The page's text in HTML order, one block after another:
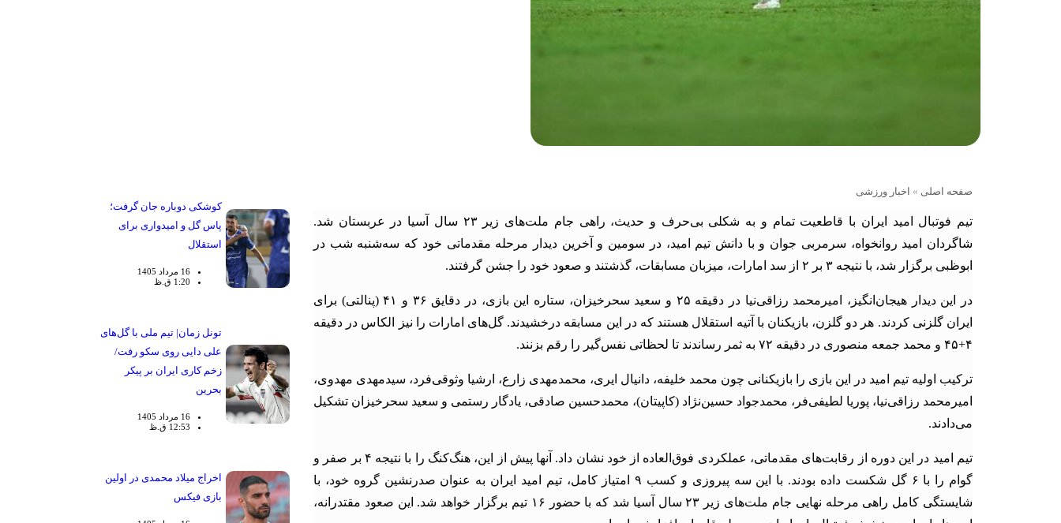
صفحه اصلی » اخبار ورزشی
تیم فوتبال امید ایران با قاطعیت تمام و به شکلی بی‌حرف و حدیث، راهی جام ملت‌های زیر ۲۳ سال آسیا در عربستان شد.
شاگردان امید روانخواه، سرمربی جوان و با دانش تیم امید، در سومین و آخرین دیدار مرحله مقدماتی خود که سه‌شنبه شب در
ابوظبی برگزار شد، با نتیجه ۳ بر ۲ از سد امارات، میزبان مسابقات، گذشتند و صعود خود را جشن گرفتند.
در این دیدار هیجان‌انگیز، امیرمحمد رزاقی‌نیا در دقیقه ۲۵ و سعید سحرخیزان، ستاره این بازی، در دقایق ۳۶ و ۴۱ (پنالتی) برای
ایران گلزنی کردند. هر دو گلزن، بازیکنان با آتیه استقلال هستند که در این مسابقه درخشیدند. گل‌های امارات را نیز الکاس در دقیقه
۴+۴۵ و محمد جمعه منصوری در دقیقه ۷۲ به ثمر رساندند تا لحظاتی نفس‌گیر را رقم بزنند.
ترکیب اولیه تیم امید در این بازی را بازیکنانی چون محمد خلیفه، دانیال ایری، محمدمهدی زارع، ارشیا وثوقی‌فرد، سیدمهدی مهدوی،
امیرمحمد رزاقی‌نیا، پوریا لطیفی‌فر، محمدجواد حسین‌نژاد (کاپیتان)، محمدحسین صادقی، یادگار رستمی و سعید سحرخیزان تشکیل
می‌دادند.
تیم امید در این دوره از رقابت‌های مقدماتی، عملکردی فوق‌العاده از خود نشان داد. آنها پیش از این، هنگ‌کنگ را با نتیجه ۴ بر صفر و
گوام را با ۶ گل شکست داده بودند. با این سه پیروزی و کسب ۹ امتیاز کامل، تیم امید ایران به عنوان صدرنشین گروه خود، با
شایستگی کامل راهی مرحله نهایی جام ملت‌های زیر ۲۳ سال آسیا شد که با حضور ۱۶ تیم برگزار خواهد شد. این صعود مقتدرانه،
کوشکی دوباره جان گرفت؛
پاس گل و امیدواری برای
استقلال
16 مرداد 1405
1:20 ق.ظ
تونل زمان| تیم ملی با گل‌های
علی دایی روی سکو رفت/
زخم کاری ایران بر پیکر
بحرین
16 مرداد 1405
12:53 ق.ظ
اخراج میلاد محمدی در اولین
بازی فیکس